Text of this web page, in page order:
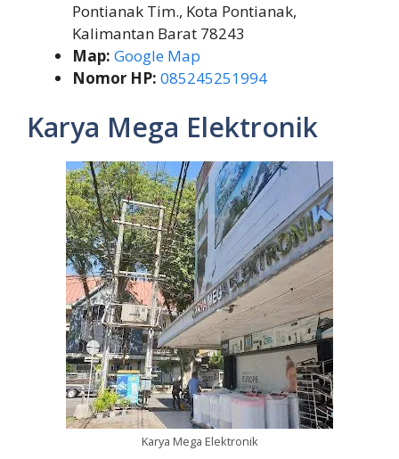
Pontianak Tim., Kota Pontianak,
Kalimantan Barat 78243
Map: Google Map
Nomor HP: 085245251994
Karya Mega Elektronik
Karya Mega Elektronik